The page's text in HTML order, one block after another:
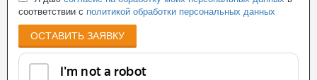
соответствии с политикой обработки персональных данных
ОСТАВИТЬ ЗАЯВКУ